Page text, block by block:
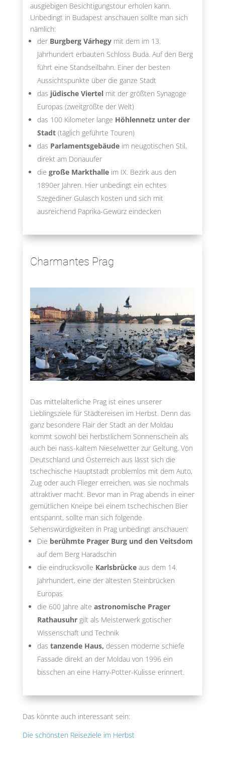
ausgiebigen Besichtigungstour erholen kann.
Unbedingt in Budapest anschauen sollte man sich
nämlich:
der Burgberg Várhegymit dem im 13.
Jahrhundert erbauten Schloss Buda. Auf den Berg
führt eine Standseilbahn. Einer der besten
Aussichtspunkte über die ganze Stadt
das jüdische Viertelmit der größten Synagoge
Europas (zweitgrößte der Welt)
das 100 Kilometer lange Höhlennetz unter der
Stadt(täglich geführte Touren)
das Parlamentsgebäudeim neugotischen Stil,
direkt am Donauufer
die große Markthalleim IX. Bezirk aus den
1890er Jahren. Hier unbedingt ein echtes
Szegediner Gulasch kosten und sich mit
ausreichend Paprika-Gewürz eindecken
Charmantes Prag
Das mittelalterliche Prag ist eines unserer
Lieblingsziele für Städtereisen im Herbst. Denn das
ganz besondere Flair der Stadt an der Moldau
kommt sowohl bei herbstlichem Sonnenschein als
auch bei nass-kaltem Nieselwetter zur Geltung. Von
Deutschland und Österreich aus lässt sich die
tschechische Hauptstadt problemlos mit dem Auto,
Zug oder auch Flieger erreichen, was sie nochmals
attraktiver macht. Bevor man in Prag abends in einer
gemütlichen Kneipe bei einem tschechischen Bier
entspannt, sollte man sich folgende
Sehenswürdigkeiten in Prag unbedingt anschauen:
Die berühmte Prager Burg und den Veitsdom
auf dem Berg Haradschin
die eindrucksvolle Karlsbrückeaus dem 14.
Jahrhundert, eine der ältesten Steinbrücken
Europas
die 600 Jahre alte astronomische Prager
Rathausuhrgilt als Meisterwerk gotischer
Wissenschaft und Technik
das tanzende Haus, dessen moderne schiefe
Fassade direkt an der Moldau von 1996 ein
bisschen an eine Harry-Potter-Kulisse erinnert.
Das könnte auch interessant sein:
Die schönsten Reiseziele im Herbst